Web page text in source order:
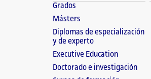
Grados
Másters
Diplomas de especialización
y de experto
Executive Education
Doctorado e investigación